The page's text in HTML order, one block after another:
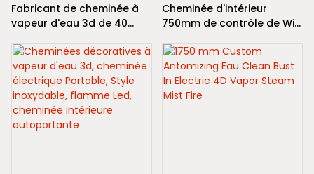
Fabricant de cheminée à
vapeur d'eau 3d de 40
Intelligent Led avec
cheminée à vapeur d'eau
Cheminée d'intérieur
750mm de contrôle de Wifi
les cheminées électriques
intelligentes d'hôtel